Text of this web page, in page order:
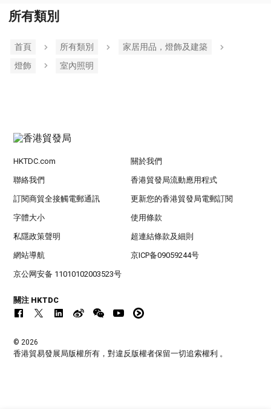
所有類別
首頁 所有類別
家居用品，燈飾及建築
燈飾
室內照明
HKTDC.com 關於我們
聯絡我們 香港貿發局流動應用程式
訂閱商貿全接觸電郵通訊 更新您的香港貿發局電郵訂閱
字體大小 使用條款
私隱政策聲明 超連結條款及細則
網站導航 京ICP备09059244号
京公网安备 11010102003523号
關注 HKTDC
© 2026
香港貿易發展局版權所有，對違反版權者保留一切追索權利 。